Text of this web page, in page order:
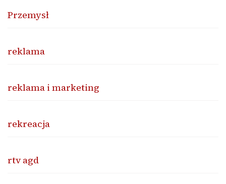
Przemysł
reklama
reklama i marketing
rekreacja
rtv agd